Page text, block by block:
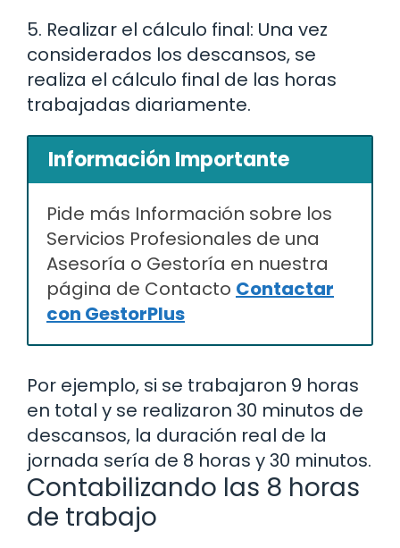
5. Realizar el cálculo final: Una vez
considerados los descansos, se
realiza el cálculo final de las horas
trabajadas diariamente.
Información Importante
Pide más Información sobre los
Servicios Profesionales de una
Asesoría o Gestoría en nuestra
página de Contacto Contactar
con GestorPlus
Por ejemplo, si se trabajaron 9 horas
en total y se realizaron 30 minutos de
descansos, la duración real de la
jornada sería de 8 horas y 30 minutos.
Contabilizando las 8 horas
de trabajo